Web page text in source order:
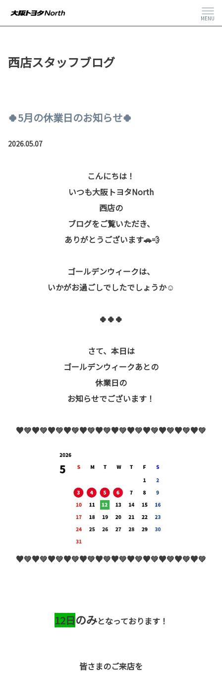
MENU
西店スタッフブログ
🍀5月の休業日のお知らせ🍀
2026.05.07
こんにちは！
いつも大阪トヨタNorth
西店の
ブログをご覧いただき、
ありがとうございます🚗💨
ゴールデンウィークは、
いかがお過ごしでしたでしょうか☺️
🍀🍀🍀
さて、本日は
ゴールデンウィークあとの
休業日の
お知らせでございます！
♥️💚♥️💚♥️💚♥️💚♥️💚♥️💚♥️💚♥️💚♥️💚♥️💚♥️💚♥️💚
♥️💚♥️💚♥️💚♥️💚♥️💚♥️💚♥️💚♥️💚♥️💚♥️💚♥️💚♥️💚
12日のみとなっております！
皆さまのご来店を